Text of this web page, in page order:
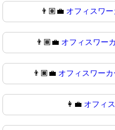
👨🏽‍💼 オフィスワ
👨🏾‍💼 オフィスワー
👨🏿‍💼 オフィスワー
👩‍💼 オフィ